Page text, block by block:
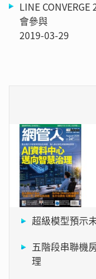
LINE
會參與
2019-03-29
超級模型預示
五階段串聯機
理